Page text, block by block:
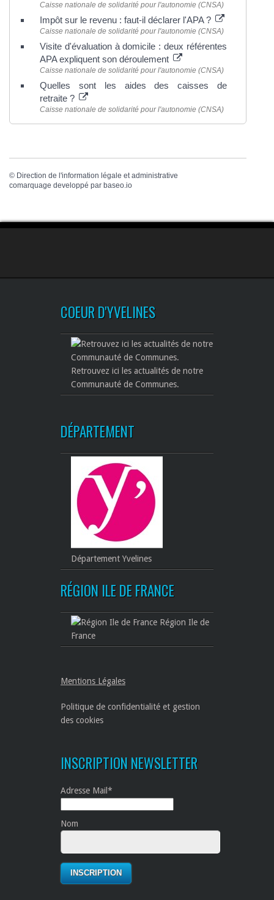
Caisse nationale de solidarité pour l'autonomie (CNSA)
Impôt sur le revenu : faut-il déclarer l'APA ?
Caisse nationale de solidarité pour l'autonomie (CNSA)
Visite d'évaluation à domicile : deux référentes
APA expliquent son déroulement
Caisse nationale de solidarité pour l'autonomie (CNSA)
Quelles sont les aides des caisses de
retraite ?
Caisse nationale de solidarité pour l'autonomie (CNSA)
© Direction de l'information légale et administrative
comarquage developpé par baseo.io
COEUR D'YVELINES
Retrouvez ici les actualités de notre
Communauté de Communes.
DÉPARTEMENT
Département Yvelines
RÉGION ILE DE FRANCE
Région Ile de
France
Mentions Légales
Politique de confidentialité et gestion
des cookies
INSCRIPTION NEWSLETTER
Adresse Mail*
Nom